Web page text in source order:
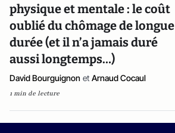
physique et mentale : le coût
oublié du chômage de longue
durée (et il n’a jamais duré
aussi longtemps…)
David Bourguignon et Arnaud Cocaul
1 min de lecture